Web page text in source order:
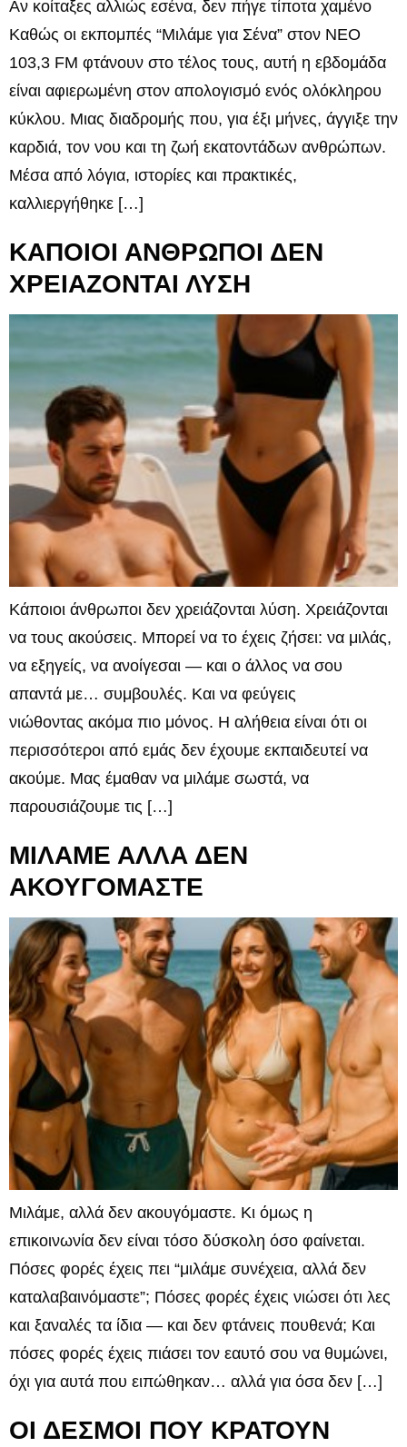
Αν κοίταξες αλλιώς εσένα, δεν πήγε τίποτα χαμένο
Καθώς οι εκπομπές “Μιλάμε για Σένα” στον ΝΕΟ
103,3 FM φτάνουν στο τέλος τους, αυτή η εβδομάδα
είναι αφιερωμένη στον απολογισμό ενός ολόκληρου
κύκλου. Μιας διαδρομής που, για έξι μήνες, άγγιξε την
καρδιά, τον νου και τη ζωή εκατοντάδων ανθρώπων.
Μέσα από λόγια, ιστορίες και πρακτικές,
καλλιεργήθηκε […]
ΚΑΠΟΙΟΙ ΑΝΘΡΩΠΟΙ ΔΕΝ
ΧΡΕΙΑΖΟΝΤΑΙ ΛΥΣΗ
Κάποιοι άνθρωποι δεν χρειάζονται λύση. Χρειάζονται
να τους ακούσεις. Μπορεί να το έχεις ζήσει: να μιλάς,
να εξηγείς, να ανοίγεσαι — και ο άλλος να σου
απαντά με… συμβουλές. Και να φεύγεις
νιώθοντας ακόμα πιο μόνος. Η αλήθεια είναι ότι οι
περισσότεροι από εμάς δεν έχουμε εκπαιδευτεί να
ακούμε. Μας έμαθαν να μιλάμε σωστά, να
παρουσιάζουμε τις […]
ΜΙΛΑΜΕ ΑΛΛΑ ΔΕΝ
ΑΚΟΥΓΟΜΑΣΤΕ
Μιλάμε, αλλά δεν ακουγόμαστε. Κι όμως η
επικοινωνία δεν είναι τόσο δύσκολη όσο φαίνεται.
Πόσες φορές έχεις πει “μιλάμε συνέχεια, αλλά δεν
καταλαβαινόμαστε”; Πόσες φορές έχεις νιώσει ότι λες
και ξαναλές τα ίδια — και δεν φτάνεις πουθενά; Και
πόσες φορές έχεις πιάσει τον εαυτό σου να θυμώνει,
όχι για αυτά που ειπώθηκαν… αλλά για όσα δεν […]
ΟΙ ΔΕΣΜΟΙ ΠΟΥ ΚΡΑΤΟΥΝ